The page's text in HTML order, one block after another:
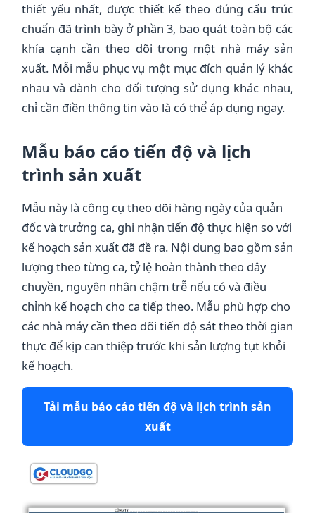
thiết yếu nhất, được thiết kế theo đúng cấu trúc
chuẩn đã trình bày ở phần 3, bao quát toàn bộ các
khía cạnh cần theo dõi trong một nhà máy sản
xuất. Mỗi mẫu phục vụ một mục đích quản lý khác
nhau và dành cho đối tượng sử dụng khác nhau,
chỉ cần điền thông tin vào là có thể áp dụng ngay.
Mẫu báo cáo tiến độ và lịch
trình sản xuất
Mẫu này là công cụ theo dõi hàng ngày của quản
đốc và trưởng ca, ghi nhận tiến độ thực hiện so với
kế hoạch sản xuất đã đề ra. Nội dung bao gồm sản
lượng theo từng ca, tỷ lệ hoàn thành theo dây
chuyền, nguyên nhân chậm trễ nếu có và điều
chỉnh kế hoạch cho ca tiếp theo. Mẫu phù hợp cho
các nhà máy cần theo dõi tiến độ sát theo thời gian
thực để kịp can thiệp trước khi sản lượng tụt khỏi
kế hoạch.
Tải mẫu báo cáo tiến độ và lịch trình sản
xuất